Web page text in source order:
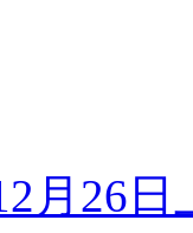
月26